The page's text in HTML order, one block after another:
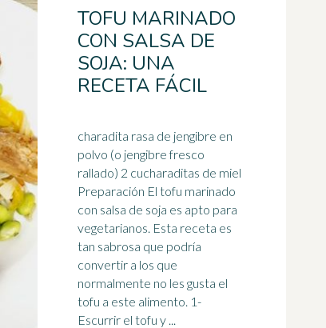
TOFU MARINADO
CON SALSA DE
SOJA: UNA
RECETA FÁCIL
charadita rasa de jengibre en
polvo (o jengibre fresco
rallado) 2 cucharaditas de miel
Preparación El tofu marinado
con salsa de soja es apto para
vegetarianos. Esta receta es
tan sabrosa que podría
convertir a los que
normalmente no les gusta el
tofu a este alimento. 1-
Escurrir el tofu y ...